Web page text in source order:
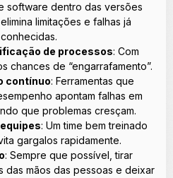
software dentro das versões
limitações e falhas já
conhecidas.
de processos: Com
chances de “engarrafamento”.
contínuo: Ferramentas que
apontam falhas em
que problemas cresçam.
: Um time bem treinado
gargalos rapidamente.
: Sempre que possível, tirar
das mãos das pessoas e deixar